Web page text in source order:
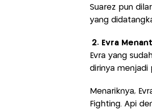
Suarez pun
yang
2. Evra
Evra yang
dirinya menjadi
Menariknya,
Fighting. Api